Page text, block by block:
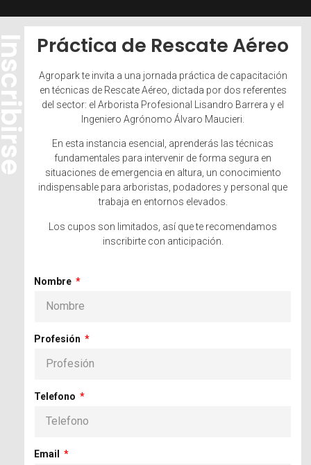
Práctica de Rescate Aéreo
Agropark te invita a una jornada práctica de capacitación
en técnicas de Rescate Aéreo, dictada por dos referentes
del sector: el Arborista Profesional Lisandro Barrera y el
Ingeniero Agrónomo Álvaro Maucieri.
En esta instancia esencial, aprenderás las técnicas
fundamentales para intervenir de forma segura en
situaciones de emergencia en altura, un conocimiento
indispensable para arboristas, podadores y personal que
trabaja en entornos elevados.
Los cupos son limitados, así que te recomendamos
inscribirte con anticipación.
Nombre
Profesión
Telefono
Email